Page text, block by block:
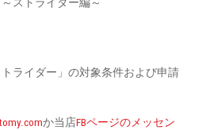
ライダー」の対象条件および申請
か当店FBページのメッセン